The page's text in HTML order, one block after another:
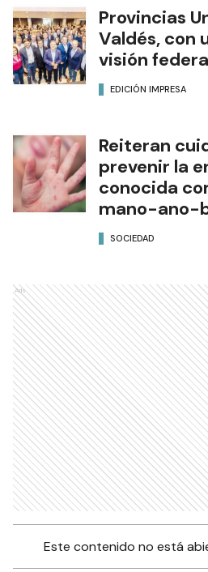
Provincias
Valdés, con
visión
EDICIÓN IMPRESA
Reiteran
prevenir la
conocida
mano-ano-
SOCIEDAD
Ads
Este contenido no está